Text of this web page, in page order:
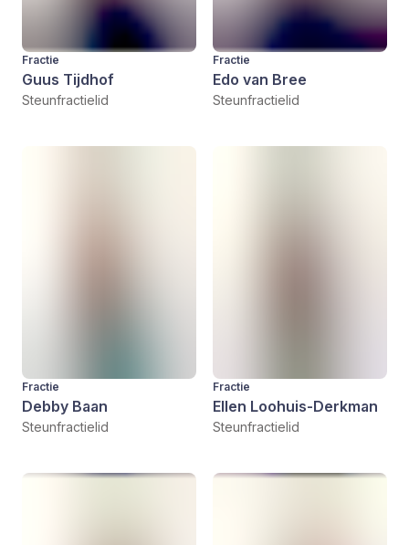
Fractie
Guus Tijdhof
Steunfractielid
Fractie
Edo van Bree
Steunfractielid
Fractie
Debby Baan
Steunfractielid
Fractie
Ellen Loohuis-Derkman
Steunfractielid